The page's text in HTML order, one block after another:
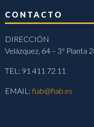
CONTACTO
DIRECCIÓN
Velázquez, 64 – 3ª Planta
TEL: 91 411 72 11
EMAIL:fiab@fiab.es